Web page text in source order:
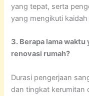
yang tepat, serta
yang mengikuti
3. Berapa lama
renovasi rumah?
Durasi pengerjaan
dan tingkat kerumitan